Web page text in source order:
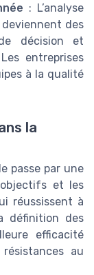
: L’analyse
deviennent des
décision et
entreprises
à la qualité
la
passe par une
et les
réussissent à
définition des
efficacité
au